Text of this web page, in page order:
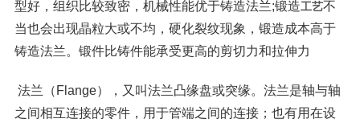
型好，组织比较致密，机械性能优于铸造法兰;锻造工艺不
当也会出现晶粒大或不均，硬化裂纹现象，锻造成本高于
铸造法兰。 锻件比铸件能承受更高的剪切力和拉伸力
法兰（Flange），又叫法兰凸缘盘或突缘。法兰是轴与轴
之间相互连接的零件，用于管端之间的连接；也有用在设